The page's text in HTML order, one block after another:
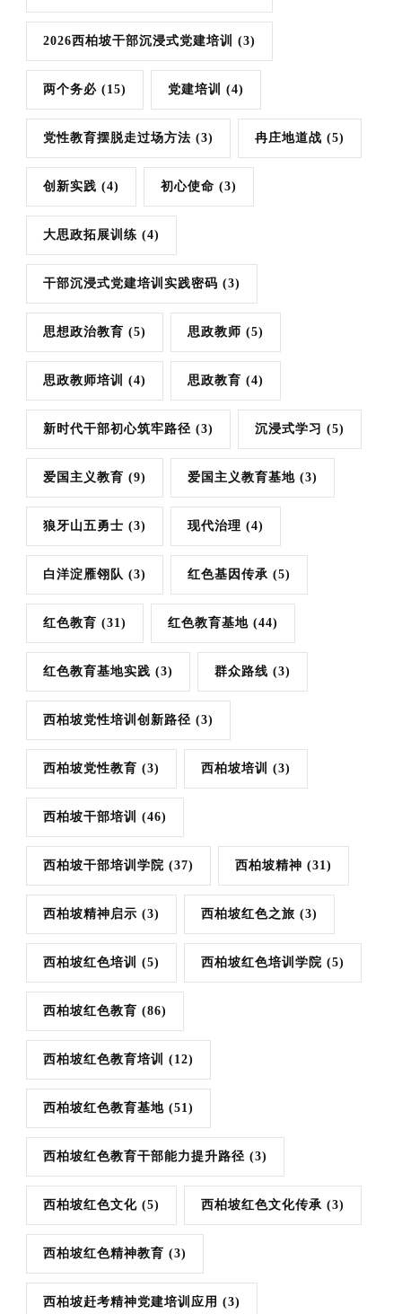
2026西柏坡干部沉浸式党建培训 (3)
两个务必 (15) 党建培训 (4)
党性教育摆脱走过场方法 (3) 冉庄地道战 (5)
创新实践 (4) 初心使命 (3)
大思政拓展训练 (4)
干部沉浸式党建培训实践密码 (3)
思想政治教育 (5) 思政教师 (5)
思政教师培训 (4) 思政教育 (4)
新时代干部初心筑牢路径 (3) 沉浸式学习 (5)
爱国主义教育 (9) 爱国主义教育基地 (3)
狼牙山五勇士 (3) 现代治理 (4)
白洋淀雁翎队 (3) 红色基因传承 (5)
红色教育 (31) 红色教育基地 (44)
红色教育基地实践 (3) 群众路线 (3)
西柏坡党性培训创新路径 (3)
西柏坡党性教育 (3) 西柏坡培训 (3)
西柏坡干部培训 (46)
西柏坡干部培训学院 (37) 西柏坡精神 (31)
西柏坡精神启示 (3) 西柏坡红色之旅 (3)
西柏坡红色培训 (5) 西柏坡红色培训学院 (5)
西柏坡红色教育 (86)
西柏坡红色教育培训 (12)
西柏坡红色教育基地 (51)
西柏坡红色教育干部能力提升路径 (3)
西柏坡红色文化 (5) 西柏坡红色文化传承 (3)
西柏坡红色精神教育 (3)
西柏坡赶考精神党建培训应用 (3)